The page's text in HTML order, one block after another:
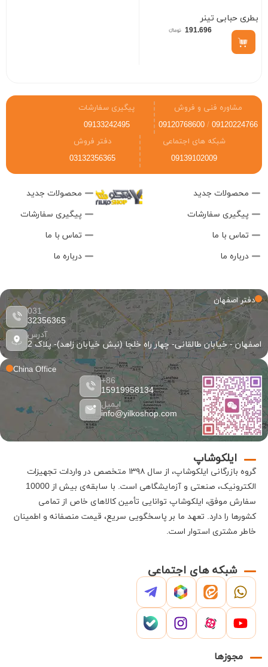
بطری حبابی تینر
191.696
مشاوره فنی و فروش
09120224766
/
09120768600
پیگیری سفارشات
09133242495
دفتر فروش
03132356365
شبکه های اجتماعی
09139102009
محصولات جدید
پیگیری سفارشات
تماس با ما
درباره ما
محصولات جدید
پیگیری سفارشات
تماس با ما
درباره ما
China Office
86+
15919958134
ایمیل
info@yilkoshop.com
دفتر اصفهان
031
32356365
آدرس
اصفهان - خیابان طالقانی- چهار راه خلجا (نبش خیابان زاهد)- پلاک 2
ایلکوشاپ
گروه بازرگانی ایلکوشاپ
، از سال ۱۳۹۸ متخصص در واردات تجهیزات
الکترونیک، صنعتی و آزمایشگاهی است.
با سابقه‌ی بیش از 10000
سفارش موفق، ایلکوشاپ توانایی تأمین کالاهای خاص از تمامی
کشورها را دارد. تعهد ما بر پاسخگویی سریع، قیمت منصفانه و اطمینان
خاطر مشتری استوار است.
شبکه های اجتماعی
مجوزها